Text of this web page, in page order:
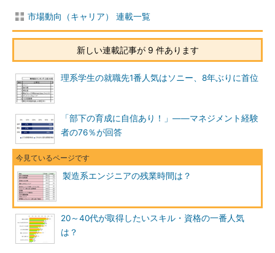
市場動向（キャリア） 連載一覧
新しい連載記事が 9 件あります
理系学生の就職先1番人気はソニー、8年ぶりに首位
「部下の育成に自信あり！」――マネジメント経験
者の76％が回答
製造系エンジニアの残業時間は？
20～40代が取得したいスキル・資格の一番人気
は？